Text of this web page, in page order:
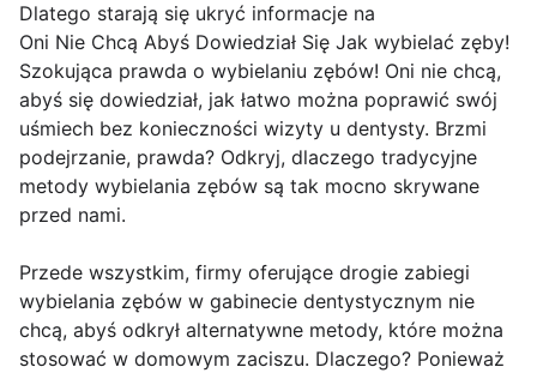
Dlatego starają się ukryć informacje na
Oni Nie Chcą Abyś Dowiedział Się Jak wybielać zęby!
Szokująca prawda o wybielaniu zębów! Oni nie chcą,
abyś się dowiedział, jak łatwo można poprawić swój
uśmiech bez konieczności wizyty u dentysty. Brzmi
podejrzanie, prawda? Odkryj, dlaczego tradycyjne
metody wybielania zębów są tak mocno skrywane
przed nami.
Przede wszystkim, firmy oferujące drogie zabiegi
wybielania zębów w gabinecie dentystycznym nie
chcą, abyś odkrył alternatywne metody, które można
stosować w domowym zaciszu. Dlaczego? Ponieważ